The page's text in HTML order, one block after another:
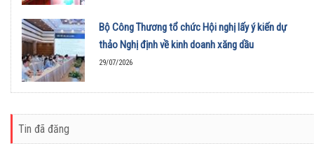
Bộ Công Thương tổ chức Hội nghị lấy ý kiến dự
thảo Nghị định về kinh doanh xăng dầu
29/07/2026
Tin đã đăng